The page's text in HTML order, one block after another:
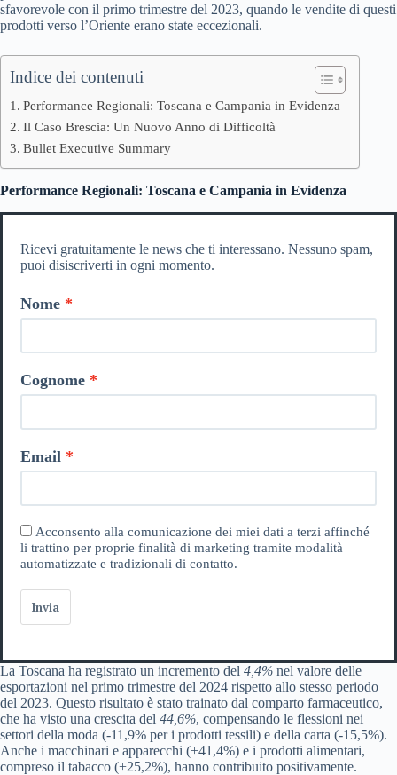
sfavorevole con il primo trimestre del 2023, quando le vendite di questi
prodotti verso l’Oriente erano state eccezionali.
Indice dei contenuti
Performance Regionali: Toscana e Campania in Evidenza
Il Caso Brescia: Un Nuovo Anno di Difficoltà
Bullet Executive Summary
Performance Regionali: Toscana e Campania in Evidenza
Ricevi gratuitamente le news che ti interessano. Nessuno spam,
puoi disiscriverti in ogni momento.
Nome
Cognome
Email
Acconsento alla comunicazione dei miei dati a terzi affinché
li trattino per proprie finalità di marketing tramite modalità
automatizzate e tradizionali di contatto.
Invia
La Toscana ha registrato un incremento del 4,4% nel valore delle
esportazioni nel primo trimestre del 2024 rispetto allo stesso periodo
del 2023. Questo risultato è stato trainato dal comparto farmaceutico,
che ha visto una crescita del 44,6%, compensando le flessioni nei
settori della moda (-11,9% per i prodotti tessili) e della carta (-15,5%).
Anche i macchinari e apparecchi (+41,4%) e i prodotti alimentari,
compreso il tabacco (+25,2%), hanno contribuito positivamente.